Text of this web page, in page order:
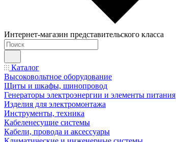
Интернет-магазин представительского класса
Каталог
Высоковольтное оборудование
Щиты и шкафы, шинопровод
Генераторы электроэнергии и элементы питания
Изделия для электромонтажа
Инструменты, техника
Кабеленесущие системы
Кабели, провода и аксессуары